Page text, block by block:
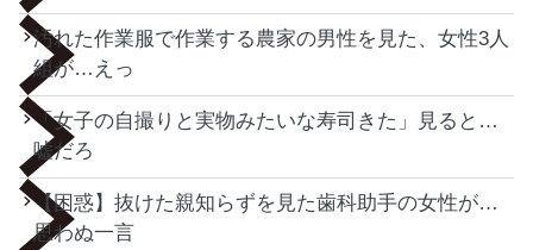
汚れた作業服で作業する農家の男性を見た、女性3人
組が…えっ
「女子の自撮りと実物みたいな寿司きた」見ると…
嘘だろ
【困惑】抜けた親知らずを見た歯科助手の女性が…
思わぬ一言